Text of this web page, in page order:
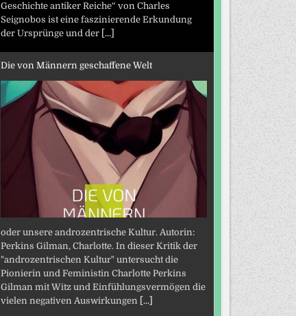
Geschichte antiker Reiche“ von Charles
Seignobos ist eine faszinierende Erkundung
der Ursprünge und der [...]
Die von Männern geschaffene Welt
oder unsere androzentrische Kultur. Autorin:
Perkins Gilman, Charlotte. In dieser Kritik der
"androzentrischen Kultur" untersucht die
Pionierin und Feministin Charlotte Perkins
Gilman mit Witz und Einfühlungsvermögen die
vielen negativen Auswirkungen [...]